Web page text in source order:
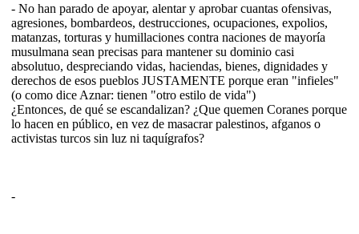
- No han parado de apoyar, alentar y aprobar cuantas ofensivas,
agresiones, bombardeos, destrucciones, ocupaciones, expolios,
matanzas, torturas y humillaciones contra naciones de mayoría
musulmana sean precisas para mantener su dominio casi
absolutuo, despreciando vidas, haciendas, bienes, dignidades y
derechos de esos pueblos JUSTAMENTE porque eran "infieles"
(o como dice Aznar: tienen "otro estilo de vida")
¿Entonces, de qué se escandalizan? ¿Que quemen Coranes porque
lo hacen en público, en vez de masacrar palestinos, afganos o
activistas turcos sin luz ni taquígrafos?
-